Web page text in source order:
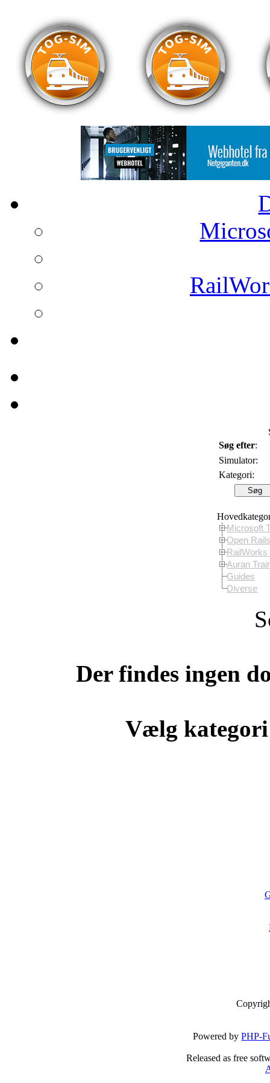
Søg efter:
Simulator:
Kategori:
Microsoft
Open
RailWorks
Auran
Guides
Diverse
Der findes ingen
Vælg
Powered byPHP-
Released as free